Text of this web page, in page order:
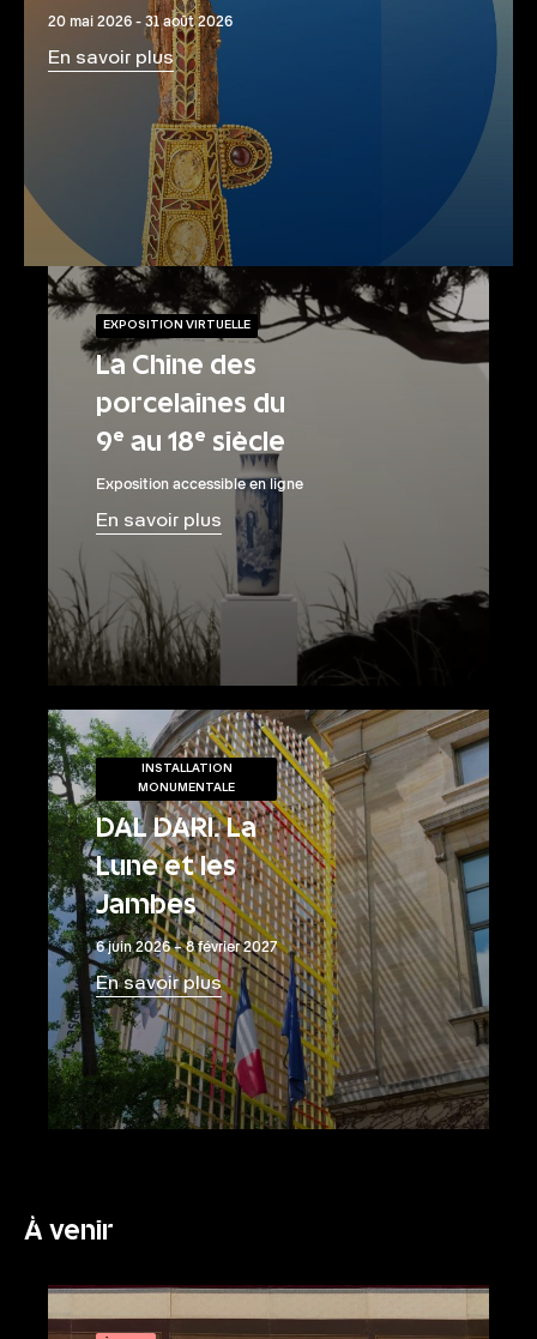
20 mai 2026 - 31 août 2026
En savoir plus
EXPOSITION VIRTUELLE
La Chine des
porcelaines du
9ᵉ au 18ᵉ siècle
Exposition accessible en ligne
En savoir plus
INSTALLATION
MONUMENTALE
DAL DARI. La
Lune et les
Jambes
6 juin 2026 – 8 février 2027
En savoir plus
À venir